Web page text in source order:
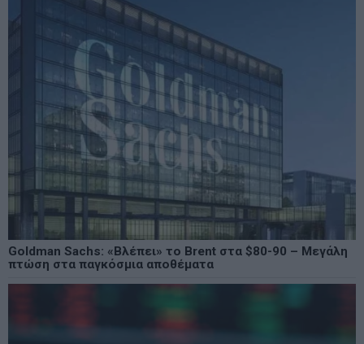
Goldman Sachs: «Βλέπει» το Brent στα $80-90 – Μεγάλη
πτώση στα παγκόσμια αποθέματα